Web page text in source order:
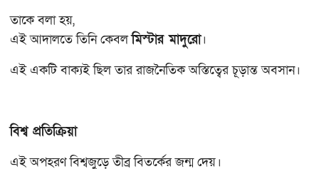
তাকে বলা হয়,
এই আদালতে তিনি কেবলমিস্টার মাদুরো।
এই একটি বাক্যই ছিল তার রাজনৈতিক অস্তিত্বের চূড়ান্ত অবসান।
বিশ্ব প্রতিক্রিয়া
এই অপহরণ বিশ্বজুড়ে তীব্র বিতর্কের জন্ম দেয়।